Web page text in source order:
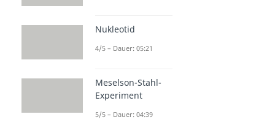
Nukleotid
4/5 – Dauer: 05:21
Meselson-Stahl-
Experiment
5/5 – Dauer: 04:39